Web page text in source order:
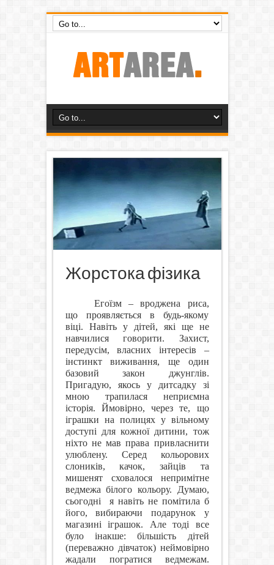
Жорстока фізика
Егоїзм – вроджена риса,
що проявляється в будь-якому
віці. Навіть у дітей, які ще не
навчилися говорити. Захист,
передусім, власних інтересів –
інстинкт виживання, ще один
базовий закон джунглів.
Пригадую, якось у дитсадку зі
мною трапилася неприємна
історія. Ймовірно, через те, що
іграшки на полицях у вільному
доступі для кожної дитини, тож
ніхто не мав права привласнити
улюблену. Серед кольорових
слоників, качок, зайців та
мишенят сховалося непримітне
ведмежа білого кольору. Думаю,
сьогодні
я навіть не помітила б
його, вибираючи подарунок у
магазині іграшок. Але тоді все
було інакше: більшість дітей
(переважно дівчаток) неймовірно
жадали погратися ведмежам.